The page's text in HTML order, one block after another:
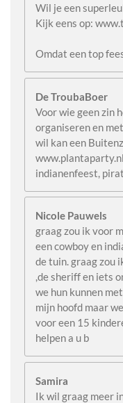
Wil je een
Kijk eens op:
Omdat een top
De TroubaBoer
Voor wie geen zin
organiseren en
wil kan een
indianenfeest,
Nicole Pauwels
graag zou ik voor
een cowboy en
de tuin. graag zou
,de sheriff en iets
we hun kunnen
mijn hoofd maar
voor een 15
helpen a u b
Samira
Ik wil graag meer